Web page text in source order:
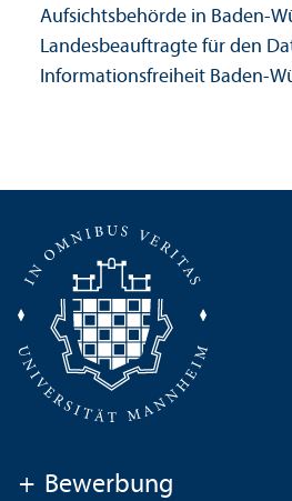
Aufsichtsbehörde in Baden-
Landes­beauftragte für den
Informations­freiheit Baden-
+ Bewerbung